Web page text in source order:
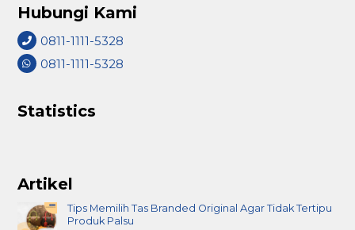
Hubungi Kami
0811-1111-5328
0811-1111-5328
Statistics
Artikel
Tips Memilih Tas Branded Original Agar Tidak Tertipu
Produk Palsu